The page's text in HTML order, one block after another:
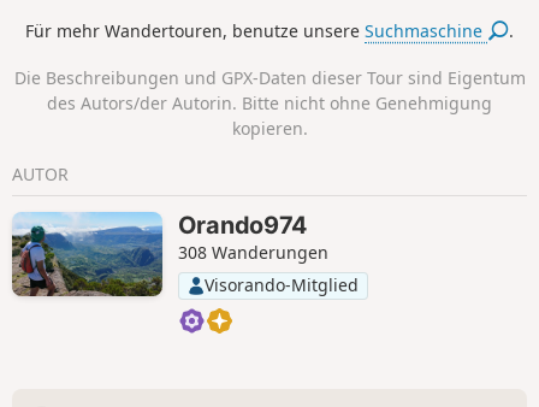
Für mehr Wandertouren, benutze unsereSuchmaschine .
Die Beschreibungen und GPX-Daten dieser Tour sind Eigentum
des Autors/der Autorin. Bitte nicht ohne Genehmigung
kopieren.
AUTOR
Orando974
308 Wanderungen
Visorando-Mitglied